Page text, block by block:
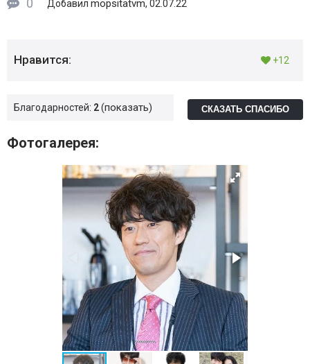
0 Добавил mopsitatvm, 02.07.22
Нравится: +12
Благодарностей: 2 показать СКАЗАТЬ СПАСИБО
Фотогалерея: